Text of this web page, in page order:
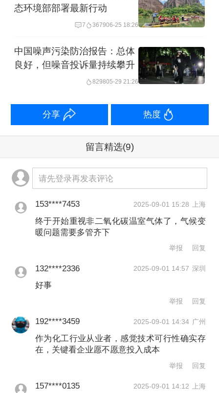
工业领域氧化亚氮排放相对集中、行业
聚集程度较高。摄影/章轲
国家气候战略中心丁丁等专家介绍，在
（NOx）、挥发性有机物（VOCs）等大
气污染物同源，其控排过程中产生的高
温热能和高压蒸汽还可回收利用，高浓
度氧化亚氮尾气经提纯后可用于其他领
域。因此有效控制工业领域氧化亚氮排
放兼具减缓全球温升的气候效益、协同
控制污染物的环境效益，以及资源化利
用的经济效益。
专家们表示，开展工业领域氧化亚氮控
排不仅能直接降低排放强度，还可激励
态环境部部署最新行动
7 367906-25 18:26
中国噪声污染防治报告：总体
良好，但噪音投诉量持续攀升
829805-29 21:26
分享 热度
留言精选(9)
请先登录再发表评论
153****7453 2025-09-01 15:28 上海
终于开始重视非二氧化碳温室气体了，气候变
暖问题需要多管齐下
举报 回复
132****2336 2025-09-01 14:57 深圳
好事
举报 回复
192****3459 2025-09-01 14:34 广州
作为化工行业从业者，感觉技术可行性确实存
在，关键看企业愿不愿意投入成本
举报 回复
157****0135 2025-09-01 14:12 上海